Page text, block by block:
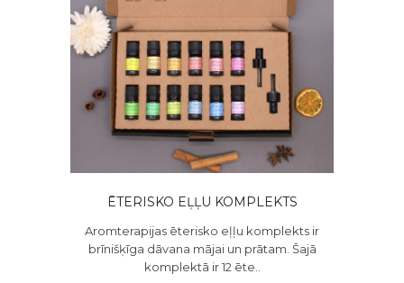
ĒTERISKO EĻĻU KOMPLEKTS
Aromterapijas ēterisko eļļu komplekts ir
brīnišķīga dāvana mājai un prātam. Šajā
komplektā ir 12 ēte..